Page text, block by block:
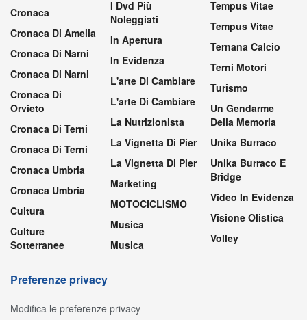
Cronaca
Cronaca Di Amelia
Cronaca Di Narni
Cronaca Di Narni
Cronaca Di
Orvieto
Cronaca Di Terni
Cronaca Di Terni
Cronaca Umbria
Cronaca Umbria
Cultura
Culture
Sotterranee
I Dvd Più
Noleggiati
In Apertura
In Evidenza
L'arte Di Cambiare
L'arte Di Cambiare
La Nutrizionista
La Vignetta Di Pier
La Vignetta Di Pier
Marketing
MOTOCICLISMO
Musica
Musica
Tempus Vitae
Tempus Vitae
Ternana Calcio
Terni Motori
Turismo
Un Gendarme
Della Memoria
Unika Burraco
Unika Burraco E
Bridge
Video In Evidenza
Visione Olistica
Volley
Preferenze privacy
Modifica le preferenze privacy